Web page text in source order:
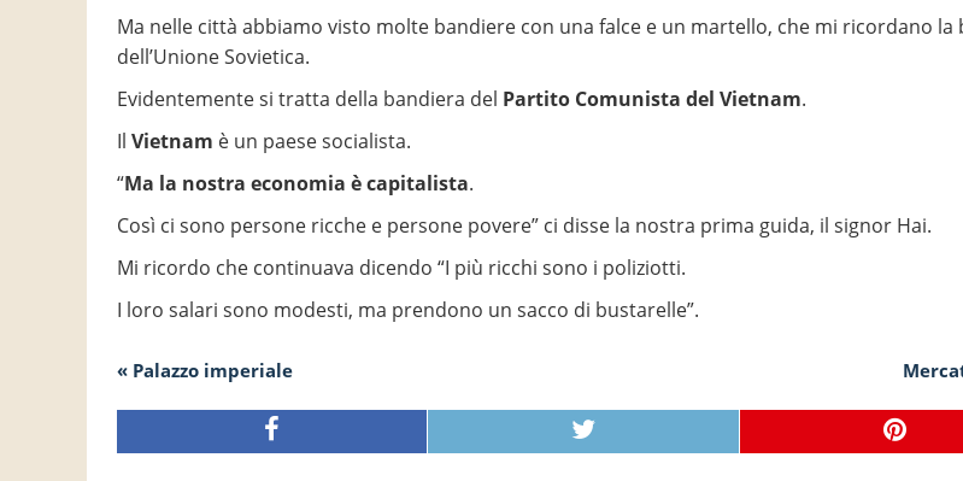
Ma nelle città abbiamo visto molte bandiere con una falce e un martello, che mi ricordano la
dell’Unione Sovietica.
Evidentemente si tratta della bandiera del Partito Comunista del Vietnam.
Il Vietnam è un paese socialista.
“Ma la nostra economia è capitalista.
Così ci sono persone ricche e persone povere” ci disse la nostra prima guida, il signor Hai.
Mi ricordo che continuava dicendo “I più ricchi sono i poliziotti.
I loro salari sono modesti, ma prendono un sacco di bustarelle”.
« Palazzo imperiale